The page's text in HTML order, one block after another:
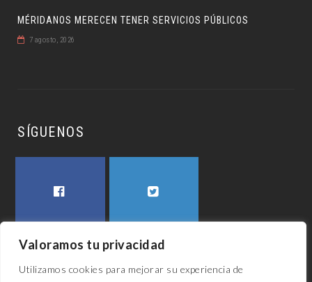
Valoramos tu privacidad
Utilizamos cookies para mejorar su experiencia de
MÉRIDANOS MERECEN TENER SERVICIOS PÚBLICOS
7 agosto, 2026
SÍGUENOS